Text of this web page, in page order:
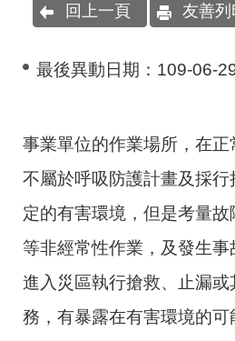
回上一頁 友善列
最後異動日期： 109-06-
事業單位的作業場所，在正
不屬於呼吸防護計畫及採行
定的有害環境，但是考量
等非經常性作業，及發生
進入災區執行搶救、止漏
務，有暴露在有害環境的